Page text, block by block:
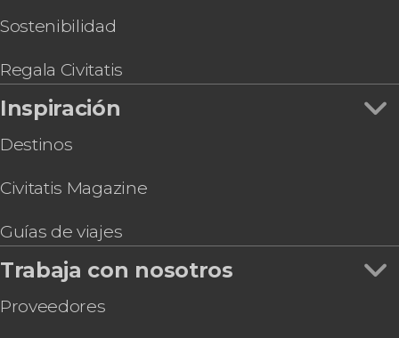
Sostenibilidad
Regala Civitatis
Inspiración
Destinos
Civitatis Magazine
Guías de viajes
Trabaja con nosotros
Proveedores